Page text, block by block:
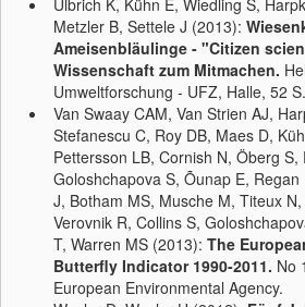
Ulbrich K, Kühn E, Wiedling S,
Metzler B, Settele J (2013):
Ameisenbläulinge - "Citizen
Wissenschaft zum Mitmachen.
Umweltforschung - UFZ, Halle, 52 S.
Van Swaay CAM, Van Strien AJ,
Stefanescu C, Roy DB, Maes D,
Pettersson LB, Cornish N, Öberg S,
Goloshchapova S, Õunap E,
J, Botham MS, Musche M, Titeux
Verovnik R, Collins S,
T, Warren MS (2013): The
Butterfly Indicator 1990-2011. No
European Environmental Agency.